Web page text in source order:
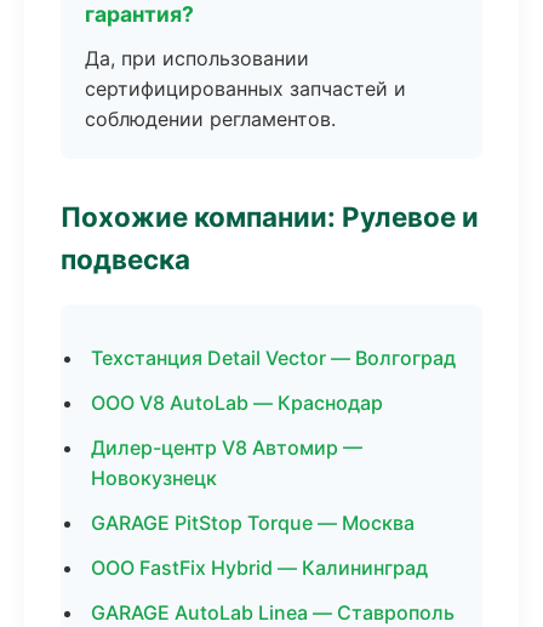
гарантия?
Да, при использовании
сертифицированных запчастей и
соблюдении регламентов.
Похожие компании: Рулевое и
подвеска
Техстанция Detail Vector — Волгоград
ООО V8 AutoLab — Краснодар
Дилер-центр V8 Автомир —
Новокузнецк
GARAGE PitStop Torque — Москва
ООО FastFix Hybrid — Калининград
GARAGE AutoLab Linea — Ставрополь